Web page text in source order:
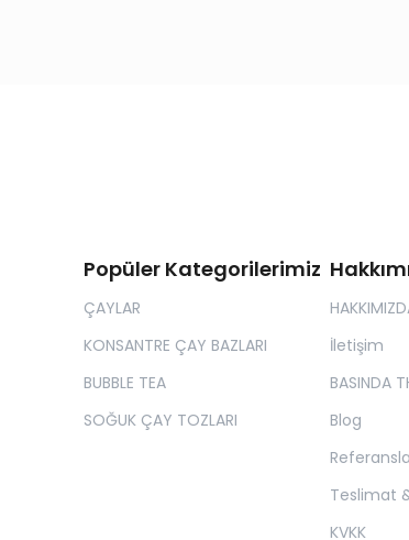
Popüler Kategorilerimiz
ÇAYLAR
KONSANTRE ÇAY BAZLARI
BUBBLE TEA
SOĞUK ÇAY TOZLARI
İletişim
BASINDA
Blog
Teslimat
KVKK